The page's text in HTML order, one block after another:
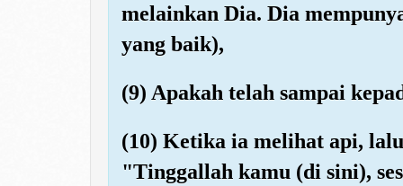
melainkan Dia. Dia
yang baik),
(9) Apakah telah sampai
(10) Ketika ia melihat api,
"Tinggallah kamu (di sini),